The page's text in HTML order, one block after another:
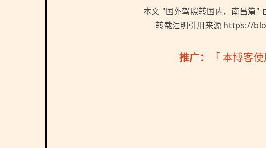
本文 "国外驾照转国内，南昌篇"
转载注明引用来源 https://
推广： 「 本博客